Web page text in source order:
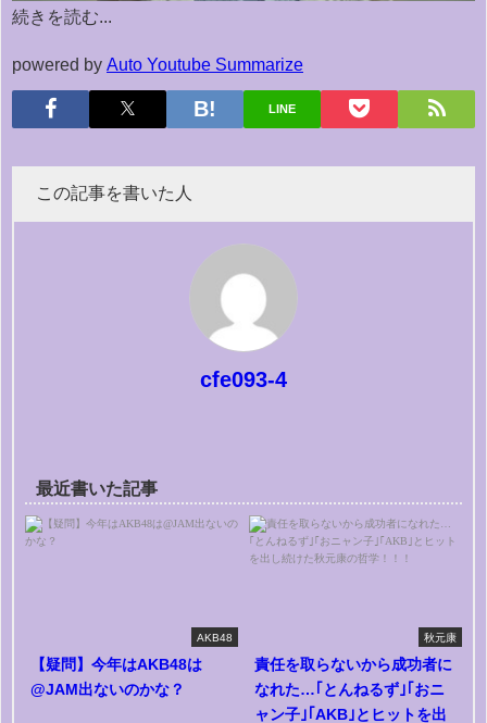
続きを読む...
powered by Auto Youtube Summarize
LINE
この記事を書いた人
cfe093-4
最近書いた記事
AKB48
【疑問】今年はAKB48は
@JAM出ないのかな？
秋元康
責任を取らないから成功者に
なれた…｢とんねるず｣｢おニ
ャン子｣｢AKB｣とヒットを出